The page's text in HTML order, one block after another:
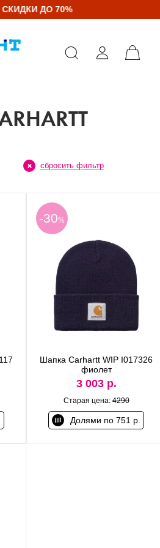
ДО 70%
сбросить фильтр
-30%
Шапка Carhartt WIP I017326
фиолет
3 003 р.
Старая цена:4290
Долями по 751 р.